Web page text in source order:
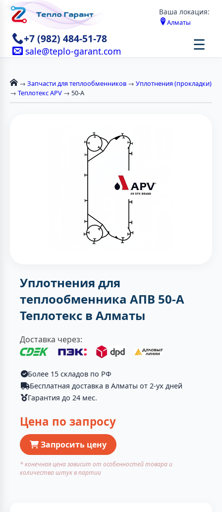
Ваша локация:
Алматы
+7 (982) 484-51-78
sale@teplo-garant.com ☰
→ Запчасти для теплообменников → Уплотнения (прокладки)
→ Теплотекс APV → 50-А
Уплотнения для
теплообменника АПВ 50-А
Теплотекc в Алматы
Доставка через:
Более 15 складов по РФ
Бесплатная доставка в Алматы от 2-ух дней
Гарантия до 24 мес.
Цена по запросу
Запросить цену
* конечная цена зависит от особенностей товара и
количества штук в партии